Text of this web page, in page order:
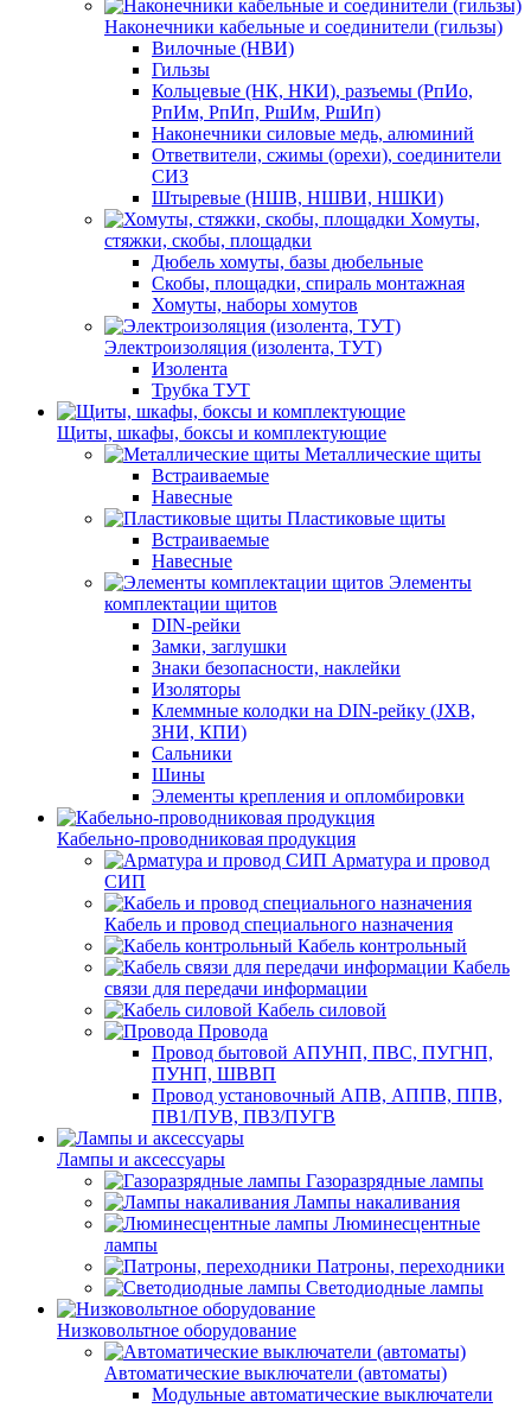
Наконечники кабельные и соединители (гильзы)
Вилочные (НВИ)
Гильзы
Кольцевые (НК, НКИ), разъемы (РпИо,
РпИм, РпИп, РшИм, РшИп)
Наконечники силовые медь, алюминий
Ответвители, сжимы (орехи), соединители
СИЗ
Штыревые (НШВ, НШВИ, НШКИ)
Хомуты,
стяжки, скобы, площадки
Дюбель хомуты, базы дюбельные
Скобы, площадки, спираль монтажная
Хомуты, наборы хомутов
Электроизоляция (изолента, ТУТ)
Изолента
Трубка ТУТ
Щиты, шкафы, боксы и комплектующие
Металлические щиты
Встраиваемые
Навесные
Пластиковые щиты
Встраиваемые
Навесные
Элементы
комплектации щитов
DIN-рейки
Замки, заглушки
Знаки безопасности, наклейки
Изоляторы
Клеммные колодки на DIN-рейку (JXB,
ЗНИ, КПИ)
Сальники
Шины
Элементы крепления и опломбировки
Кабельно-проводниковая продукция
Арматура и провод
СИП
Кабель и провод специального назначения
Кабель контрольный
Кабель
связи для передачи информации
Кабель силовой
Провода
Провод бытовой АПУНП, ПВС, ПУГНП,
ПУНП, ШВВП
Провод установочный АПВ, АППВ, ППВ,
ПВ1/ПУВ, ПВ3/ПУГВ
Лампы и аксессуары
Газоразрядные лампы
Лампы накаливания
Люминесцентные
лампы
Патроны, переходники
Светодиодные лампы
Низковольтное оборудование
Автоматические выключатели (автоматы)
Модульные автоматические выключатели